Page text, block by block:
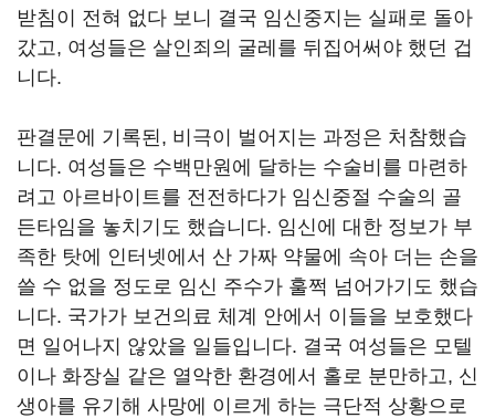
받침이 전혀 없다 보니 결국 임신중지는 실패로 돌아
갔고, 여성들은 살인죄의 굴레를 뒤집어써야 했던 겁
니다.
판결문에 기록된, 비극이 벌어지는 과정은 처참했습
니다. 여성들은 수백만원에 달하는 수술비를 마련하
려고 아르바이트를 전전하다가 임신중절 수술의 골
든타임을 놓치기도 했습니다. 임신에 대한 정보가 부
족한 탓에 인터넷에서 산 가짜 약물에 속아 더는 손을
쓸 수 없을 정도로 임신 주수가 훌쩍 넘어가기도 했습
니다. 국가가 보건의료 체계 안에서 이들을 보호했다
면 일어나지 않았을 일들입니다. 결국 여성들은 모텔
이나 화장실 같은 열악한 환경에서 홀로 분만하고, 신
생아를 유기해 사망에 이르게 하는 극단적 상황으로